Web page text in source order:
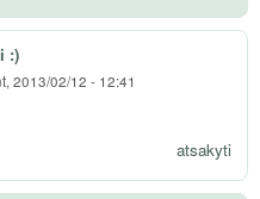
:)
2013/02/12 - 12:41
atsakyti